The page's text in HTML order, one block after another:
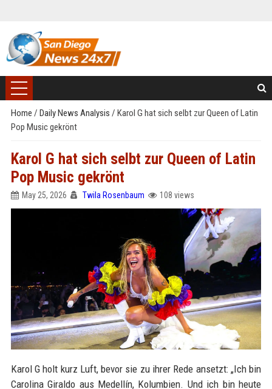
Home / Daily News Analysis / Karol G hat sich selbt zur Queen of Latin
Pop Music gekrönt
Karol G hat sich selbt zur Queen of Latin
Pop Music gekrönt
May 25, 2026 Twila Rosenbaum 108 views
Karol G holt kurz Luft, bevor sie zu ihrer Rede ansetzt: „Ich bin
Carolina Giraldo aus Medellín, Kolumbien. Und ich bin heute